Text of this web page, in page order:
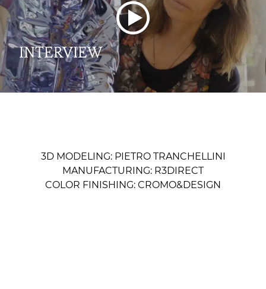
INTERVIEW
3D MODELING: PIETRO TRANCHELLINI
MANUFACTURING: R3DIRECT
COLOR FINISHING: CROMO&DESIGN